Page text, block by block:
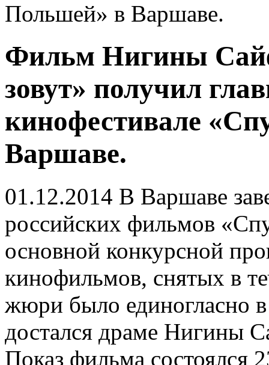
Польшей» в Варшаве.
Фильм Нигины
зовут» получил
кинофестивале
Варшаве.
01.12.2014 В Варшаве
российских фильмов
основной конкурсной
кинофильмов, снятых в
жюри было единогласно
достался драме Нигины
Показ фильма состоялся